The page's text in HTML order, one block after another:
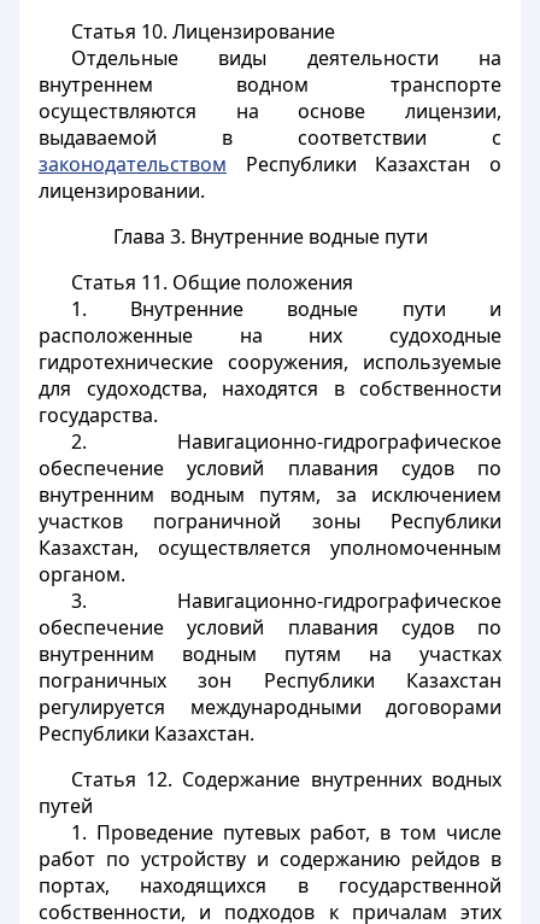
Статья 10. Лицензирование
Отдельные виды деятельности на
внутреннем водном транспорте
осуществляются на основе лицензии,
выдаваемой в соответствии с
законодательством Республики Казахстан о
лицензировании.
Глава 3. Внутренние водные пути
Статья 11. Общие положения
1. Внутренние водные пути и
расположенные на них судоходные
гидротехнические сооружения, используемые
для судоходства, находятся в собственности
государства.
2. Навигационно-гидрографическое
обеспечение условий плавания судов по
внутренним водным путям, за исключением
участков пограничной зоны Республики
Казахстан, осуществляется уполномоченным
органом.
3. Навигационно-гидрографическое
обеспечение условий плавания судов по
внутренним водным путям на участках
пограничных зон Республики Казахстан
регулируется международными договорами
Республики Казахстан.
Статья 12. Содержание внутренних водных
путей
1. Проведение путевых работ, в том числе
работ по устройству и содержанию рейдов в
портах, находящихся в государственной
собственности, и подходов к причалам этих